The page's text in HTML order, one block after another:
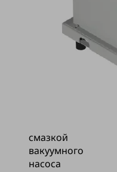
приспособлений
вакуума
смазкой
вакуумного
насоса